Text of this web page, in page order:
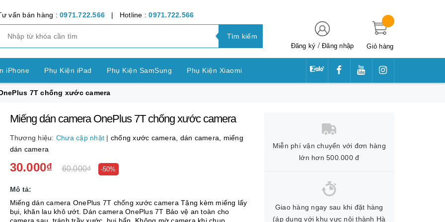
vấn bán hàng : 0971.722.566 | Hotline :0971.722.566
Tìm kiếm
Đăng ký /Đăng nhập Giỏ hàng
iPhone Phụ Kiện iPad Phụ Kiện SamSung Phụ Kiện Xiaomi
OPPO Phụ Kiện Vivo Phụ Kiện Realme
LG Phụ Kiện Nokia Phụ Kiện Sony
Apple Watch Phụ Kiện khác
7T chống xước camera
Miếng dán camera OnePlus 7T chống xước camera
Thương hiệu: Chưa cập nhật | chống xước camera, dán camera, miếng
dán camera
30.000₫ 60.000₫ -50%
Mô tả:
Miếng dán camera OnePlus 7T chống xước camera Tặng kèm miếng lấy
bụi, khăn lau khô ướt. Dán camera OnePlus 7T Bảo vệ an toàn cho
Miễn phí vận chuyển với đơn hàng
lớn hơn 500.000 đ
Giao hàng ngay sau khi đặt hàng
(áp dụng với khu vực nội thành Hà